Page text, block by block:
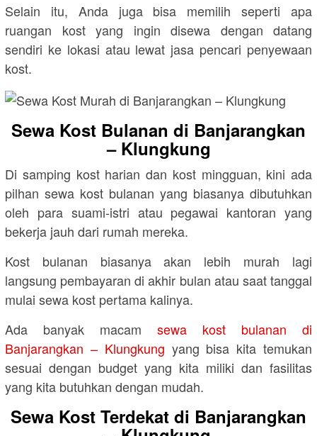
Selain itu, Anda juga bisa memilih seperti apa
ruangan kost yang ingin disewa dengan datang
sendiri ke lokasi atau lewat jasa pencari penyewaan
kost.
Sewa Kost Bulanan di Banjarangkan
– Klungkung
Di samping kost harian dan kost mingguan, kini ada
pilhan sewa kost bulanan yang biasanya dibutuhkan
oleh para suami-istri atau pegawai kantoran yang
bekerja jauh dari rumah mereka.
Kost bulanan biasanya akan lebih murah lagi
langsung pembayaran di akhir bulan atau saat tanggal
mulai sewa kost pertama kalinya.
Ada banyak macam sewa kost bulanan di
Banjarangkan – Klungkung yang bisa kita temukan
sesuai dengan budget yang kita miliki dan fasilitas
yang kita butuhkan dengan mudah.
Sewa Kost Terdekat di Banjarangkan